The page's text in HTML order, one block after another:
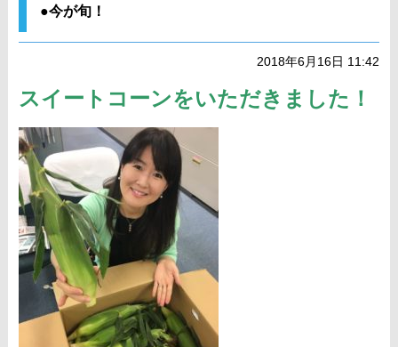
●今が旬！
2018年6月16日 11:42
スイートコーンをいただきました！